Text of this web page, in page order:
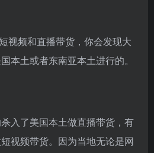
视频和直播带货，你会发现大
本土或者东南亚本土进行的。
入了美国本土做直播带货，有
视频带货。因为当地无论是网